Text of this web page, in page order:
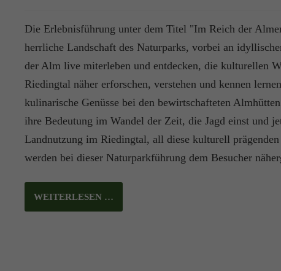
Die Erlebnisführung unter dem Titel "Im Reich der
herrliche Landschaft des Naturparks, vorbei an
der Alm live miterleben und entdecken, die kulturellen
Riedingtal näher erforschen, verstehen und kennen
kulinarische Genüsse bei den bewirtschafteten
ihre Bedeutung im Wandel der Zeit, die Jagd einst und
Landnutzung im Riedingtal, all diese kulturell
werden bei dieser Naturparkführung dem Besucher
WEITERLESEN …